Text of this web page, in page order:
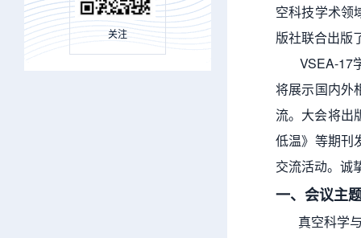
关注
空科技学术领
版社联合出版
VSEA-17学
将展示国内外
流。大会将出
低温》等期刊
交流活动。诚
一、会议主
真空科学